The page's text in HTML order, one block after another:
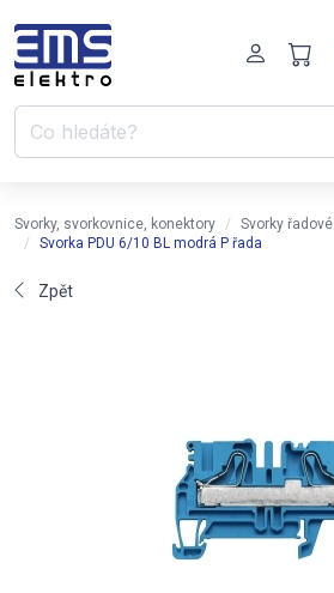
Svorky, svorkovnice, konektory Svorky řadové
Svorka PDU 6/10 BL modrá P řada
Zpět